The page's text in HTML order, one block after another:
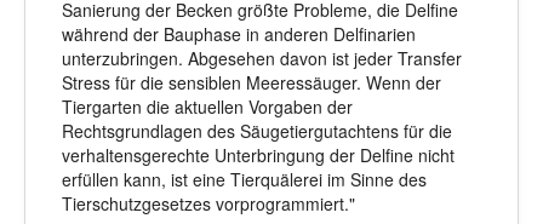
Sanierung der Becken größte Probleme, die Delfine
während der Bauphase in anderen Delfinarien
unterzubringen. Abgesehen davon ist jeder Transfer
Stress für die sensiblen Meeressäuger. Wenn der
Tiergarten die aktuellen Vorgaben der
Rechtsgrundlagen des Säugetiergutachtens für die
verhaltensgerechte Unterbringung der Delfine nicht
erfüllen kann, ist eine Tierquälerei im Sinne des
Tierschutzgesetzes vorprogrammiert."